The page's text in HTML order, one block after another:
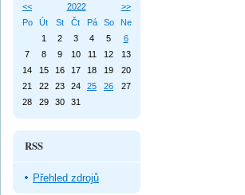
<<
2022
>>
Po
Út St Čt Pá So
Ne
1
2 3 4 5
6
7
8 9 10 11 12
13
14
15 16 17 18 19
20
21
22 23 24 25 26
27
28
29 30 31
RSS
Přehled zdrojů